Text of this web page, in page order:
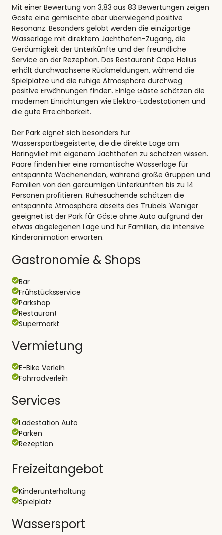
Mit einer Bewertung von 3,83 aus 83 Bewertungen zeigen
Gäste eine gemischte aber überwiegend positive
Resonanz. Besonders gelobt werden die einzigartige
Wasserlage mit direktem Jachthafen-Zugang, die
Geräumigkeit der Unterkünfte und der freundliche
Service an der Rezeption. Das Restaurant Cape Helius
erhält durchwachsene Rückmeldungen, während die
Spielplätze und die ruhige Atmosphäre durchweg
positive Erwähnungen finden. Einige Gäste schätzen die
modernen Einrichtungen wie Elektro-Ladestationen und
die gute Erreichbarkeit.
Der Park eignet sich besonders für
Wassersportbegeisterte, die die direkte Lage am
Haringvliet mit eigenem Jachthafen zu schätzen wissen.
Paare finden hier eine romantische Wasserlage für
entspannte Wochenenden, während große Gruppen und
Familien von den geräumigen Unterkünften bis zu 14
Personen profitieren. Ruhesuchende schätzen die
entspannte Atmosphäre abseits des Trubels. Weniger
geeignet ist der Park für Gäste ohne Auto aufgrund der
etwas abgelegenen Lage und für Familien, die intensive
Kinderanimation erwarten.
Gastronomie & Shops
Bar
Frühstücksservice
Parkshop
Restaurant
Supermarkt
Vermietung
E-Bike Verleih
Fahrradverleih
Services
Ladestation Auto
Parken
Rezeption
Freizeitangebot
Kinderunterhaltung
Spielplatz
Wassersport